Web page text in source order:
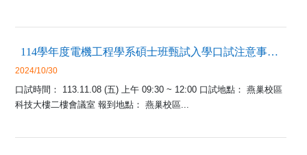
114學年度電機工程學系碩士班甄試入學口試注意事項及時間表
2024/10/30
口試時間： 113.11.08 (五) 上午 09:30 ~ 12:00 口試地點： 燕巢校區
科技大樓二樓會議室 報到地點： 燕巢校區...